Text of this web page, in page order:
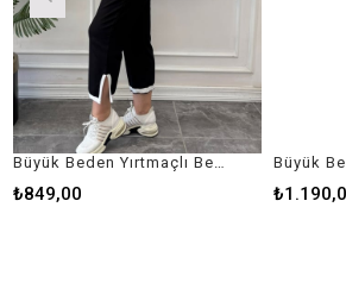
Büyük Beden Yırtmaçlı Beyaz Biyeli Takım
₺849,00 ₺1.190,00